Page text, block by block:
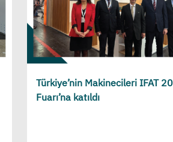
Türkiye’nin Makinecileri IFAT
Fuarı’na katıldı